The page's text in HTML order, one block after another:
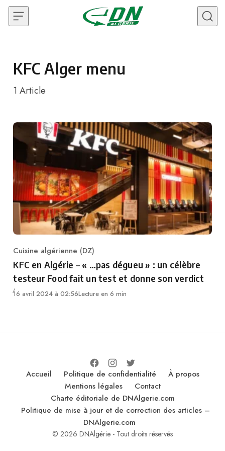
Skip to content
KFC Alger menu
1 Article
Category
Cuisine algérienne (DZ)
KFC en Algérie – « …pas dégueu » : un célèbre
testeur Food fait un test et donne son verdict
16 avril 2024 à 02:56Lecture en 6 min
Accueil Politique de confidentialité
À propos
Mentions légales
Contact
Charte éditoriale de DNAlgerie.com
Politique de mise à jour et de correction des articles –
DNAlgerie.com
© 2026 DNAlgérie - Tout droits réservés